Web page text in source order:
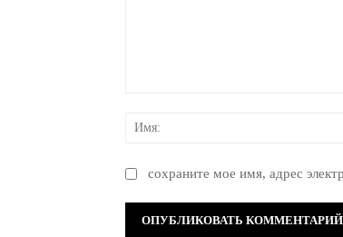
сохраните мое имя, адрес